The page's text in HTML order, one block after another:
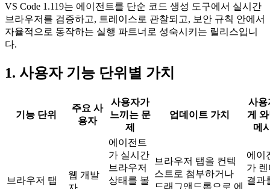
VS Code 1.119는 에이전트를 단순 코드 생성 도구에서 실시간
브라우저를 검증하고, 트레이스로 관찰되고, 보안 규칙 안에서
자율적으로 동작하는 실행 파트너로 성숙시키는 릴리스입니
다.
1. 사용자 기능 단위별 가치
기능 단위
주요 사
용자
사용자가
느끼는 문
제
업데이트 가치
사용
게
메
브라우저 탭
웹 개발
에이전트
가 실시간
브라우저
상태를 볼
브라우저 탭을 컨텍
스트로 첨부하거나
드래그앤드롭으로 에
에이
가
결과